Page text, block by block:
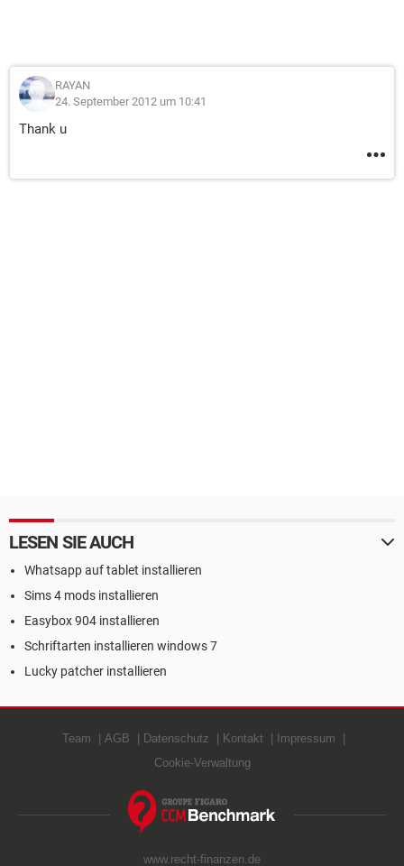
RAYAN
24. September 2012 um 10:41
Thank u
LESEN SIE AUCH
Whatsapp auf tablet installieren
Sims 4 mods installieren
Easybox 904 installieren
Schriftarten installieren windows 7
Lucky patcher installieren
Team AGB Datenschutz Kontakt
Impressum
Cookie-Verwaltung
www.recht-finanzen.de